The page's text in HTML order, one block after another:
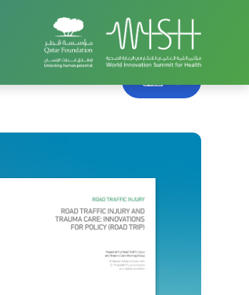
الصفحة الرئيسية قمة ويش
خلف